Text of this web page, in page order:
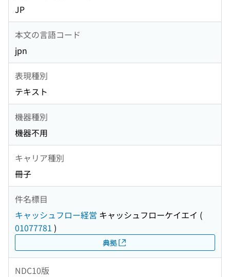
JP
本文の言語コード
jpn
表現種別
テキスト
機器種別
機器不用
キャリア種別
冊子
件名標目
キャッシュフロー経営 キャッシュフローケイエイ (
01077781 )
典拠
NDC10版